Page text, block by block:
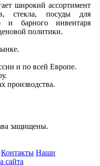
широкий ассортимент
стекла, посуды для
и барного инвентаря
политики.
и по всей Европе.
производства.
защищены.
Контакты Наши
сайта